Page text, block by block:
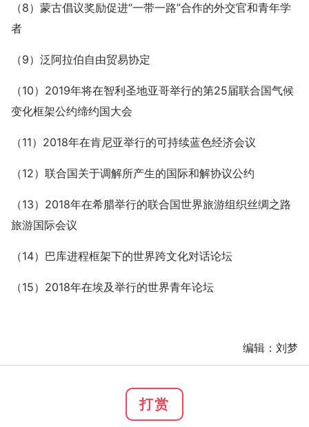
（8）蒙古倡议奖励促进“一带一路”合作的外交官和青年学
者
（9）泛阿拉伯自由贸易协定
（10）2019年将在智利圣地亚哥举行的第25届联合国气候
变化框架公约缔约国大会
（11）2018年在肯尼亚举行的可持续蓝色经济会议
（12）联合国关于调解所产生的国际和解协议公约
（13）2018年在希腊举行的联合国世界旅游组织丝绸之路
旅游国际会议
（14）巴库进程框架下的世界跨文化对话论坛
（15）2018年在埃及举行的世界青年论坛
编辑：刘梦
打赏